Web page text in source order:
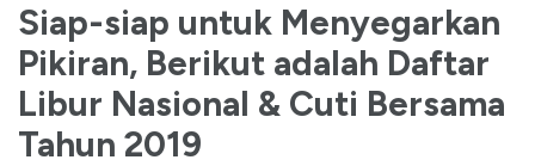
Siap-siap untuk Menyegarkan
Pikiran, Berikut adalah Daftar
Libur Nasional & Cuti Bersama
Tahun 2019